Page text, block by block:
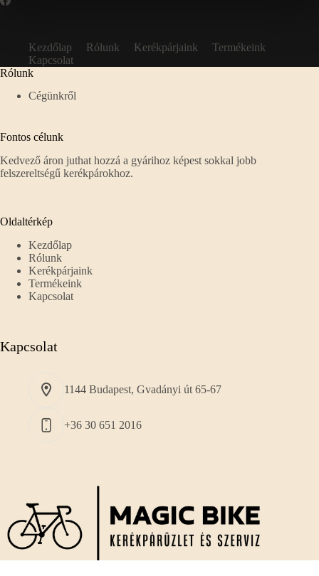
Kezdőlap Rólunk Kerékpárjaink
Termékeink
Kapcsolat
Rólunk
Cégünkről
Fontos célunk
Kedvező áron juthat hozzá a gyárihoz képest sokkal jobb
felszereltségű kerékpárokhoz.
Oldaltérkép
Kezdőlap
Rólunk
Kerékpárjaink
Termékeink
Kapcsolat
Kapcsolat
1144 Budapest, Gvadányi út 65-67
+36 30 651 2016